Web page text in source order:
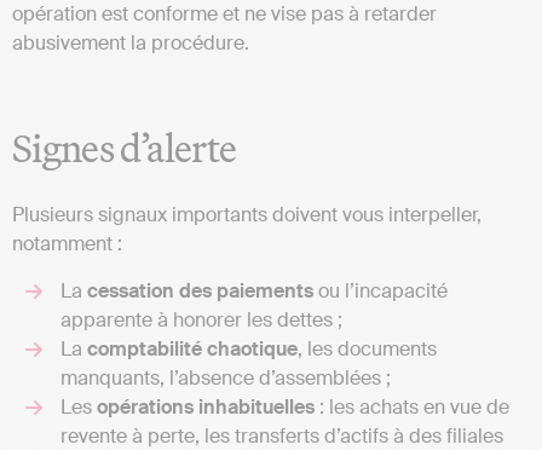
opération est conforme et ne vise pas à retarder
abusivement la procédure.
Signes d’alerte
Plusieurs signaux importants doivent vous interpeller,
notamment :
La cessation des paiementsou l’incapacité
apparente à honorer les dettes ;
La comptabilité chaotique, les documents
manquants, l’absence d’assemblées ;
Lesopérations inhabituelles : les achats en vue de
revente à perte, les transferts d’actifs à des filiales